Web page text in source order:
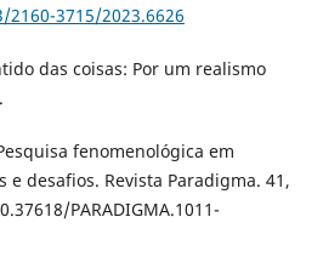
3715/2023.6626
das coisas: Por um realismo
fenomenológica em
e desafios. Revista Paradigma. 41,
PARADIGMA.1011-